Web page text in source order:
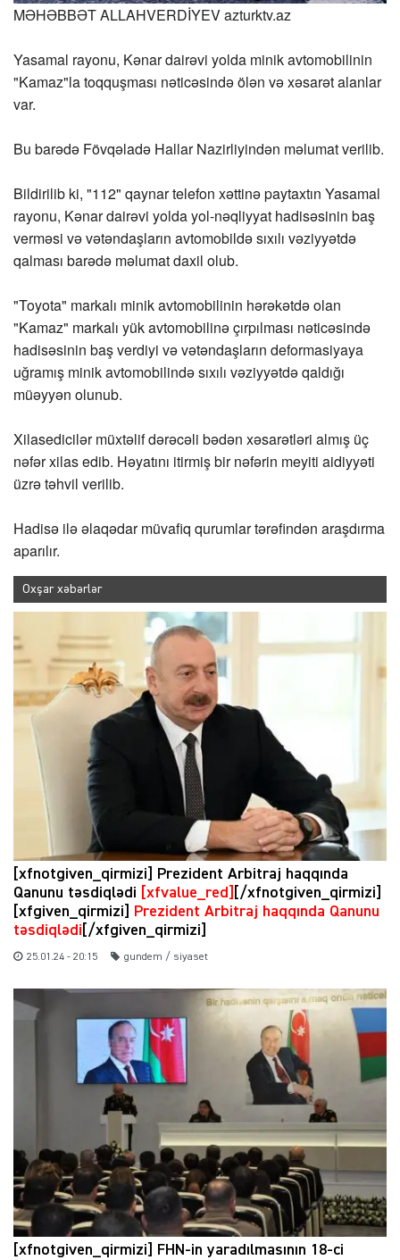
MƏHƏBBƏT ALLAHVERDİYEVazturktv.az
Yasamal rayonu, Kənar dairəvi yolda minik avtomobilinin
"Kamaz"la toqquşması nəticəsində ölən və xəsarət alanlar
var.
Bu barədə Fövqəladə Hallar Nazirliyindən məlumat verilib.
Bildirilib ki, "112" qaynar telefon xəttinə paytaxtın Yasamal
rayonu, Kənar dairəvi yolda yol-nəqliyyat hadisəsinin baş
verməsi və vətəndaşların avtomobildə sıxılı vəziyyətdə
qalması barədə məlumat daxil olub.
"Toyota" markalı minik avtomobilinin hərəkətdə olan
"Kamaz" markalı yük avtomobilinə çırpılması nəticəsində
hadisəsinin baş verdiyi və vətəndaşların deformasiyaya
uğramış minik avtomobilində sıxılı vəziyyətdə qaldığı
müəyyən olunub.
Xilasedicilər müxtəlif dərəcəli bədən xəsarətləri almış üç
nəfər xilas edib. Həyatını itirmiş bir nəfərin meyiti aidiyyəti
üzrə təhvil verilib.
Hadisə ilə əlaqədar müvafiq qurumlar tərəfindən araşdırma
aparılır.
Oxşar xəbərlər
[xfnotgiven_qirmizi] Prezident Arbitraj haqqında
Qanunu təsdiqlədi
[xfvalue_red]
[/xfnotgiven_qirmizi]
[xfgiven_qirmizi]
Prezident Arbitraj haqqında Qanunu
təsdiqlədi [/xfgiven_qirmizi]
25.01.24 - 20:15 gundem / siyaset
[xfnotgiven_qirmizi] FHN-in yaradılmasının 18-ci